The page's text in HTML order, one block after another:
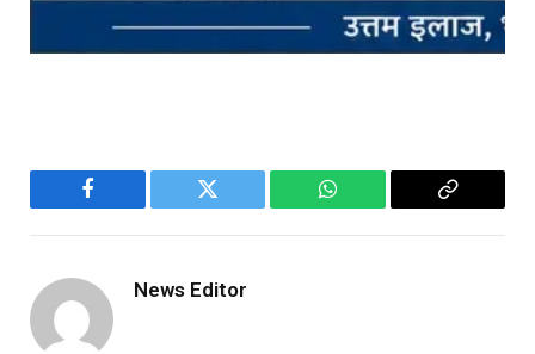
Facebook Twitter WhatsApp
Copy
News Editor